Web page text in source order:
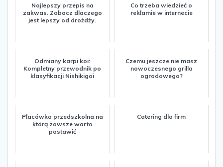
Najlepszy przepis na
zakwas. Zobacz dlaczego
jest lepszy od drożdży.
Co trzeba wiedzieć o
reklamie w internecie
Odmiany karpi koi:
Kompletny przewodnik po
klasyfikacji Nishikigoi
Czemu jeszcze nie masz
nowoczesnego grilla
ogrodowego?
Placówka przedszkolna na
którą zawsze warto
postawić
Catering dla firm